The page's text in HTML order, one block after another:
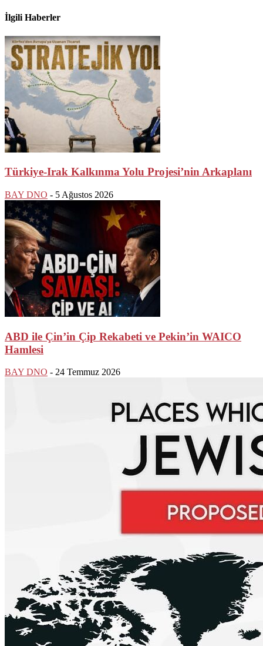
İlgili Haberler
Türkiye-Irak Kalkınma Yolu Projesi’nin Arkaplanı
BAY DNO - 5 Ağustos 2026
ABD ile Çin’in Çip Rekabeti ve Pekin’in WAICO
Hamlesi
BAY DNO - 24 Temmuz 2026